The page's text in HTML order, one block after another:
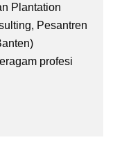
Plantation
Pesantren
profesi